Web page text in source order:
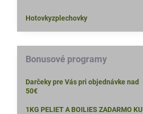
Hotovkyzplechovky
Bonusové programy
Darčeky pre Vás pri objednávke nad
50€
1KG PELIET A BOILIES ZADARMO KU